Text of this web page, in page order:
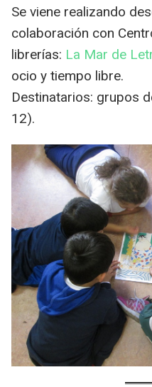
Se viene realizando
colaboración con
librerías: La Mar de
ocio y tiempo libre.
Destinatarios: grupos
12).